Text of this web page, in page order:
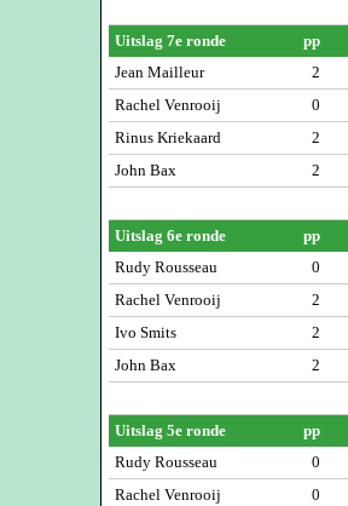
Uitslag 7e ronde pp
Jean Mailleur
2
Rachel Venrooij
0
Rinus Kriekaard
2
John Bax
2
Uitslag 6e ronde pp
Rudy Rousseau
0
Rachel Venrooij
2
Ivo Smits
2
John Bax
2
Uitslag 5e ronde pp
Rudy Rousseau
0
Rachel Venrooij
0